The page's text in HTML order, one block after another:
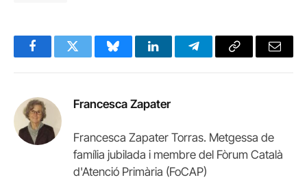
FacebookTwitter BlueskyLinkedInTelegramCopy
Email
Francesca Zapater
Francesca Zapater Torras. Metgessa de
família jubilada i membre del Fòrum Català
d'Atenció Primària (FoCAP)